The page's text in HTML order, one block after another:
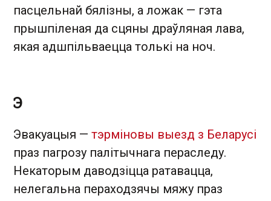
пасцельнай бялізны, а ложак — гэта
прышпіленая да сцяны драўляная лава,
якая адшпільваецца толькі на ноч.
Э
Эвакуацыя — тэрміновы выезд з Беларусі
праз пагрозу палітычнага пераследу.
Некаторым даводзіцца ратавацца,
нелегальна пераходзячы мяжу праз